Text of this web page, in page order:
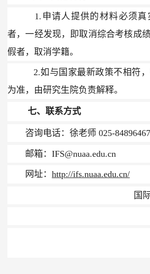
1. 申请人提供的材料必须
者，一经发现，即取消综合考核成
假者，取消学籍。
2.如与国家最新政策不相符
为准，由研究生院负责解释。
七、联系方式
咨询电话： 徐老师 025-84896467
邮箱： IFS@nuaa.edu.cn
网址： http://ifs.nuaa.edu.cn/
国